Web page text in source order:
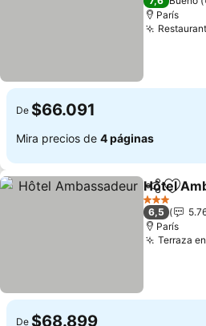
París
De $66.091
Mira precios de 4 páginas
Compartir
Hôtel
3 Estrellas
6,5
París
Terraza
De $68.899